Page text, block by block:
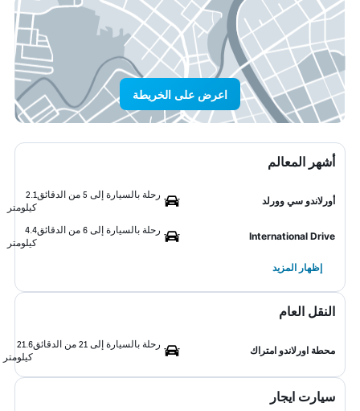
اعرض على الخريطة
أشهر المعالم
أورلاندو سي وورلد
رحلة بالسيارة إلى 5 من الدقائق
2.1
كيلومتر
International Drive
رحلة بالسيارة إلى 6 من الدقائق
4.4
كيلومتر
إظهار المزيد
النقل العام
محطة اورلاندو امتراك
رحلة بالسيارة إلى 21 من الدقائق
21.6
كيلومتر
سيارت ايجار